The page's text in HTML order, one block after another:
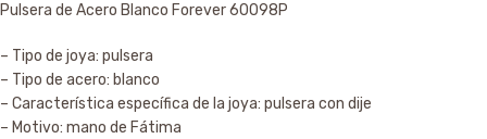
Pulsera de Acero Blanco Forever 60098P
– Tipo de joya: pulsera
– Tipo de acero: blanco
– Característica específica de la joya: pulsera con dije
– Motivo: mano de Fátima